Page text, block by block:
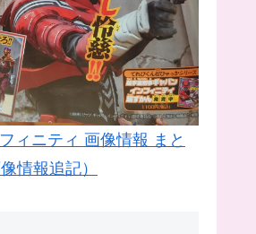
ィニティ 画像情報 まと
情報追記）